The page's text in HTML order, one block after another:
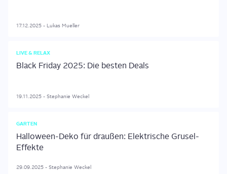
17.12.2025 - Lukas Mueller
LIVE & RELAX
Black Friday 2025: Die besten Deals
19.11.2025 - Stephanie Weckel
GARTEN
Halloween-Deko für draußen: Elektrische Grusel-
Effekte
29.09.2025 - Stephanie Weckel